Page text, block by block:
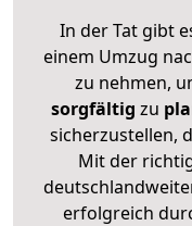
In der Tat gibt
einem Umzug
zu nehmen,
sorgfältig zu
sicherzustellen,
Mit der
erfolgreich